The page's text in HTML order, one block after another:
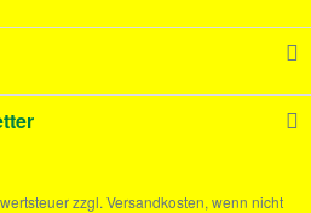
zzgl. Versandkosten, wenn nicht